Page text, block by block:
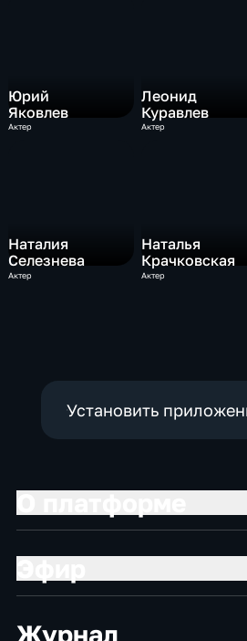
Юрий
Яковлев
Актер
Леонид
Куравлев
Актер
Наталия
Селезнева
Актер
Наталья
Крачковская
Актер
Установить
Журнал